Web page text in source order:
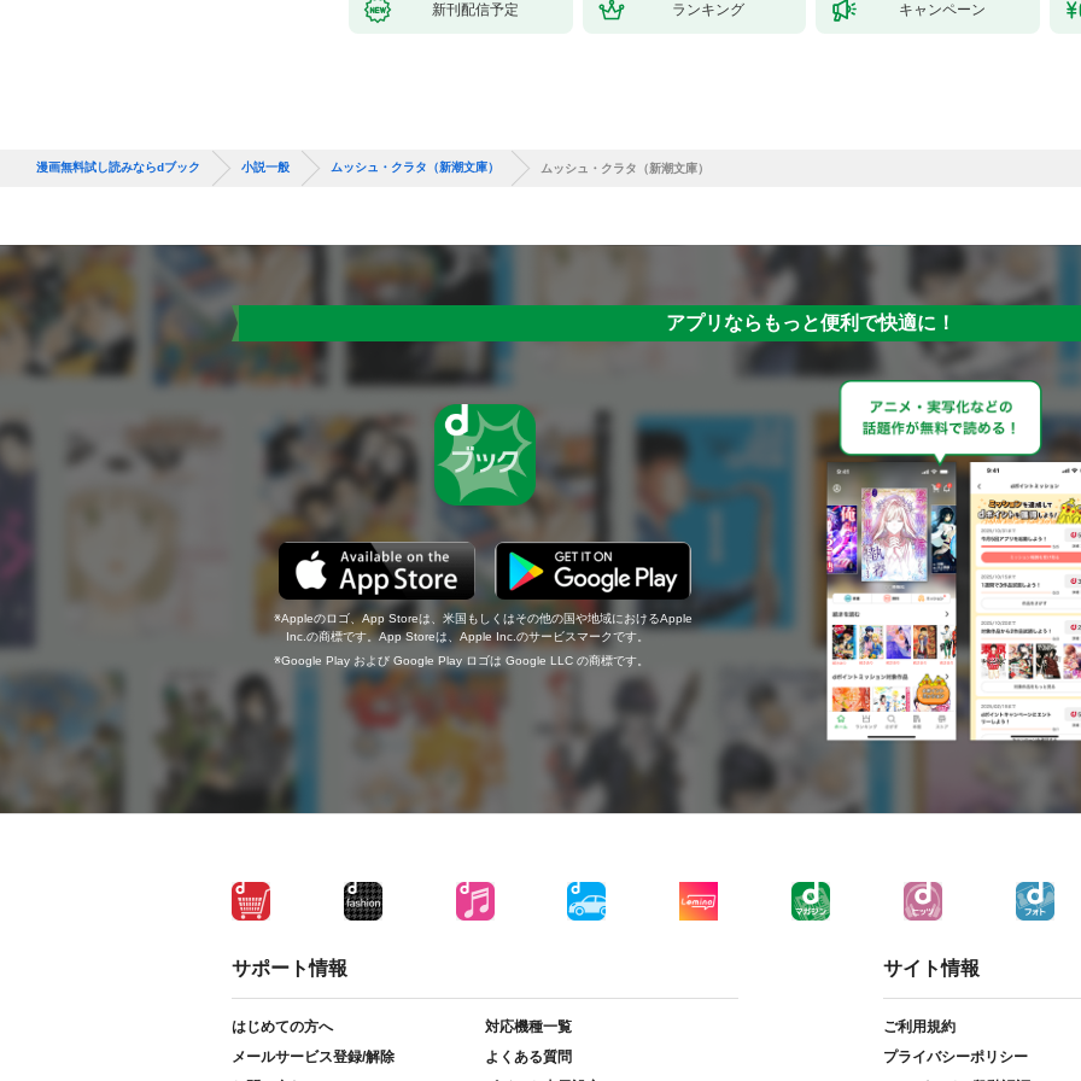
新刊配信予定 ランキング キャンペーン
漫画無料試し読みならdブック 小説一般 ムッシュ・クラタ（新潮文庫） ムッシュ・クラタ（新潮文庫）
アプリならもっと便利で快適に！
Appleのロゴ、App Storeは、米国もしくはその他の国や地域におけるApple
Inc.の商標です。App Storeは、Apple Inc.のサービスマークです。
Google Play および Google Play ロゴは Google LLC の商標です。
サポート情報
はじめての方へ
対応機種一覧
メールサービス登録/解除
よくある質問
サイト情報
ご利用規約
プライバシーポリシー